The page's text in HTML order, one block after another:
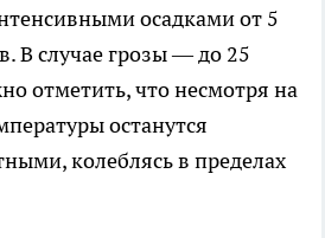
осадками от 5
В случае грозы — до 25
отметить, что несмотря на
останутся
колеблясь в пределах